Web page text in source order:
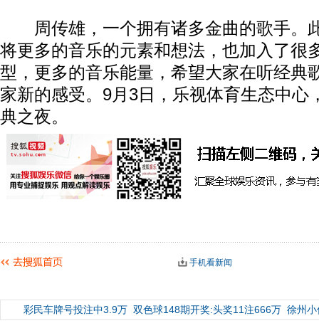
周传雄，一个拥有诸多金曲的歌手。
将更多的音乐的元素和想法，也加入了很
型，更多的音乐能量，希望大家在听经典
家新的感受。9月3日，乐视体育生态中心
典之夜。
手机看新闻
彩民车牌号投注中3.9万 双色球148期开奖:头奖11注666万 徐州